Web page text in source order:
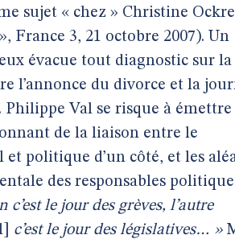
sujet « chez » Christine
France 3, 21 octobre 2007). Un
évacue tout diagnostic sur la
l’annonce du divorce et la
Val se risque à
de la liaison entre le
et politique d’un côté, et les
des responsables
c’est le jour des grèves, l’autre
c’est le jour des législatives… »